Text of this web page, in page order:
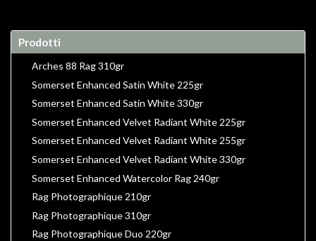
Prodotti
Arches 88 Rag 310gr
Somerset Enhanced Satin White 225gr
Somerset Enhanced Satin White 330gr
Somerset Enhanced Velvet Radiant White 225gr
Somerset Enhanced Velvet Radiant White 255gr
Somerset Enhanced Velvet Radiant White 330gr
Somerset Enhanced Watercolor Rag 240gr
Rag Photographique 210gr
Rag Photographique 310gr
Rag Photographique Duo 220gr